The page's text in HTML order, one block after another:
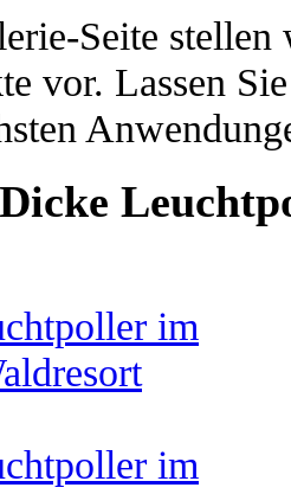
Seite
vor. Lassen